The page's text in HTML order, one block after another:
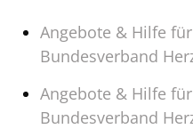
Angebote & Hilfe
Bundesverband
Angebote & Hilfe
Bundesverband